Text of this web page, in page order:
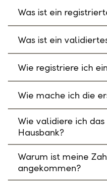
Was ist ein
Was ist ein
Wie registriere ich
Wie mache ich die
Wie validiere ich
Hausbank?
Warum ist meine
angekommen?